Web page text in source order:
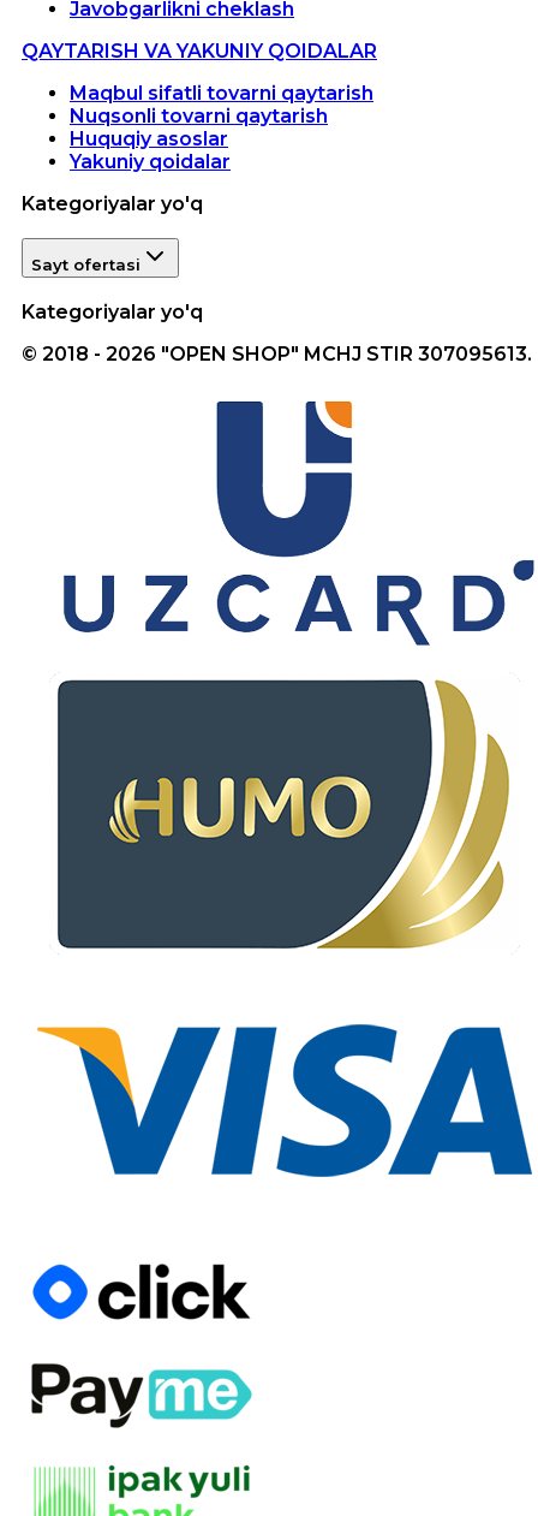
Javobgarlikni cheklash
QAYTARISH VA YAKUNIY QOIDALAR
Maqbul sifatli tovarni qaytarish
Nuqsonli tovarni qaytarish
Huquqiy asoslar
Yakuniy qoidalar
Kategoriyalar yo'q
Sayt ofertasi
Kategoriyalar yo'q
© 2018 - 2026 "OPEN SHOP" MCHJ STIR 307095613.